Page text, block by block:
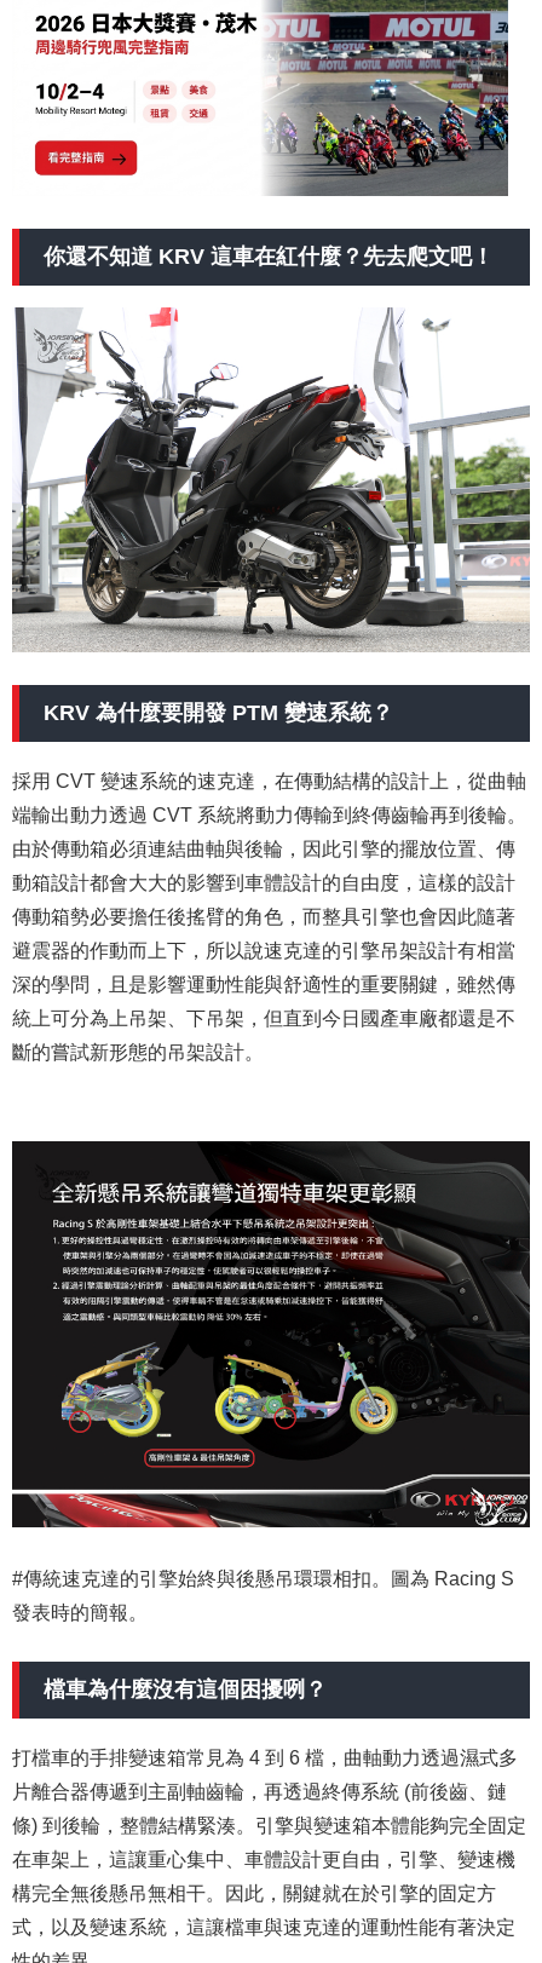
你還不知道 KRV 這車在紅什麼？先去爬文吧！
KRV 為什麼要開發 PTM 變速系統？
採用 CVT 變速系統的速克達，在傳動結構的設計上，從曲軸
端輸出動力透過 CVT 系統將動力傳輸到終傳齒輪再到後輪。
由於傳動箱必須連結曲軸與後輪，因此引擎的擺放位置、傳
動箱設計都會大大的影響到車體設計的自由度，這樣的設計
傳動箱勢必要擔任後搖臂的角色，而整具引擎也會因此隨著
避震器的作動而上下，所以說速克達的引擎吊架設計有相當
深的學問，且是影響運動性能與舒適性的重要關鍵，雖然傳
統上可分為上吊架、下吊架，但直到今日國產車廠都還是不
斷的嘗試新形態的吊架設計。
#傳統速克達的引擎始終與後懸吊環環相扣。圖為 Racing S
發表時的簡報。
檔車為什麼沒有這個困擾咧？
打檔車的手排變速箱常見為 4 到 6 檔，曲軸動力透過濕式多
片離合器傳遞到主副軸齒輪，再透過終傳系統 (前後齒、鏈
條) 到後輪，整體結構緊湊。引擎與變速箱本體能夠完全固定
在車架上，這讓重心集中、車體設計更自由，引擎、變速機
構完全無後懸吊無相干。因此，關鍵就在於引擎的固定方
式，以及變速系統，這讓檔車與速克達的運動性能有著決定